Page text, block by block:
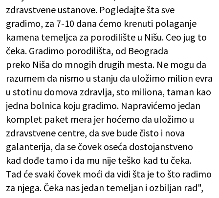
zdravstvene ustanove. Pogledajte šta sve
gradimo, za 7-10 dana ćemo krenuti polaganje
kamena temeljca za porodilište u Nišu. Ceo jug to
čeka. Gradimo porodilišta, od Beograda
preko Niša do mnogih drugih mesta. Ne mogu da
razumem da nismo u stanju da uložimo milion evra
u stotinu domova zdravlja, sto miliona, taman kao
jedna bolnica koju gradimo. Napravićemo jedan
komplet paket mera jer hoćemo da uložimo u
zdravstvene centre, da sve bude čisto i nova
galanterija, da se čovek oseća dostojanstveno
kad dođe tamo i da mu nije teško kad tu čeka.
Tad će svaki čovek moći da vidi šta je to što radimo
za njega. Čeka nas jedan temeljan i ozbiljan rad",